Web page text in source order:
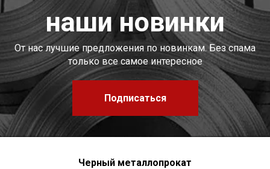
наши новинки
От нас лучшие предложения по новинкам. Без спама
только все самое интересное
Подписаться
Черный металлопрокат